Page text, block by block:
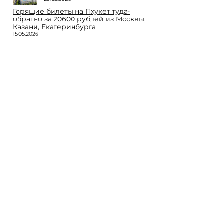
Горящие билеты на Пхукет туда-
обратно за 20600 рублей из Москвы,
Казани, Екатеринбурга
15.05.2026